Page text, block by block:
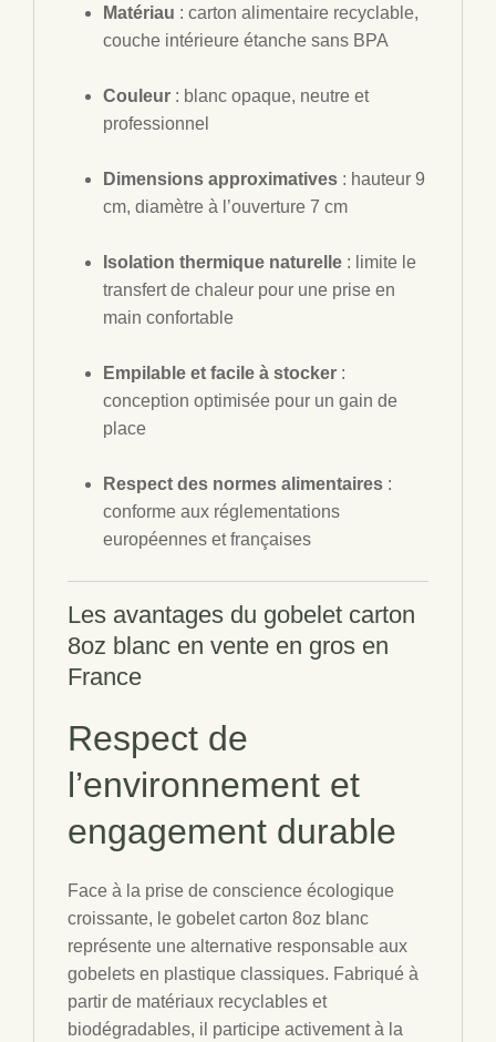
Matériau : carton alimentaire recyclable,
couche intérieure étanche sans BPA
Couleur : blanc opaque, neutre et
professionnel
Dimensions approximatives : hauteur 9
cm, diamètre à l’ouverture 7 cm
Isolation thermique naturelle : limite le
transfert de chaleur pour une prise en
main confortable
Empilable et facile à stocker :
conception optimisée pour un gain de
place
Respect des normes alimentaires :
conforme aux réglementations
européennes et françaises
Les avantages du gobelet carton
8oz blanc en vente en gros en
France
Respect de
l’environnement et
engagement durable
Face à la prise de conscience écologique
croissante, le gobelet carton 8oz blanc
représente une alternative responsable aux
gobelets en plastique classiques. Fabriqué à
partir de matériaux recyclables et
biodégradables, il participe activement à la